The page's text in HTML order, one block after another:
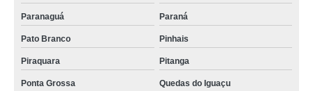
Paranaguá Paraná
Pato Branco Pinhais
Piraquara Pitanga
Ponta Grossa Quedas do Iguaçu